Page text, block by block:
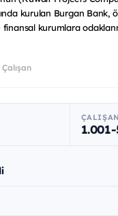
kurulan Burgan Bank,
kurumlara